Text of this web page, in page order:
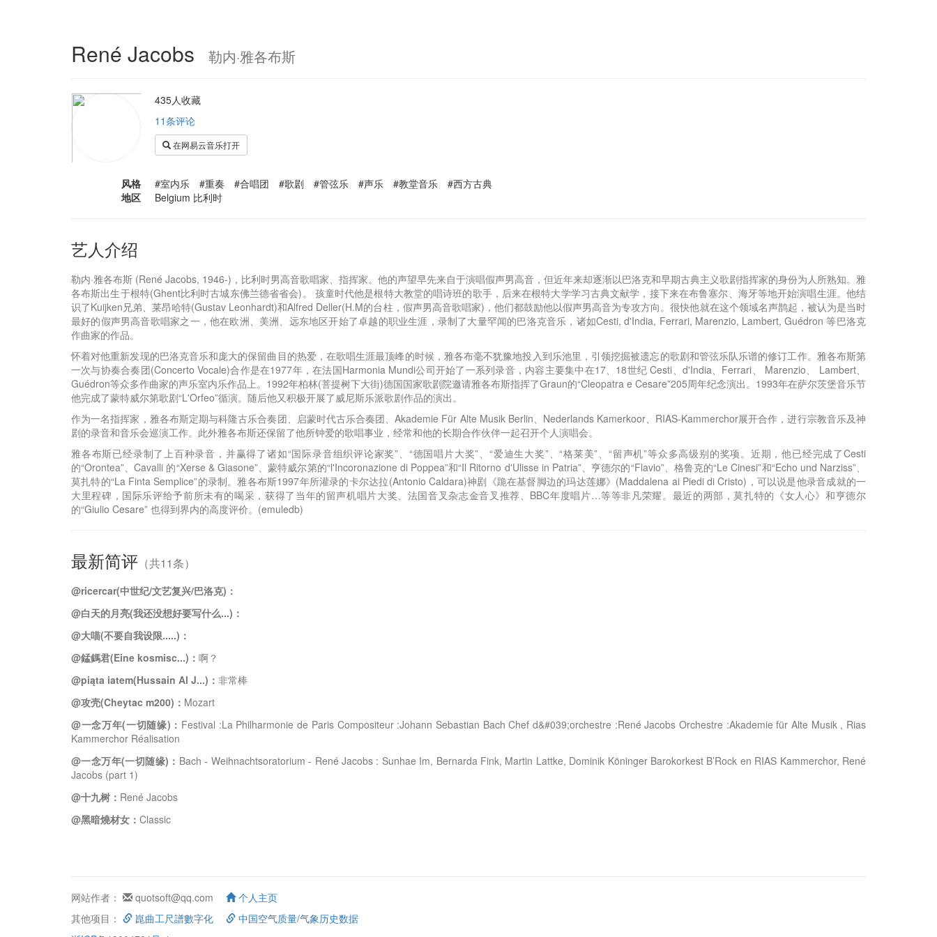
René Jacobs 勒内·雅各布斯
435人收藏
11条评论
在网易云音乐打开
风格
#室内乐 #重奏 #合唱团 #歌剧 #管弦乐 #声乐 #教堂音乐 #西方古典
地区
Belgium 比利时
艺人介绍
勒内·雅各布斯 (René Jacobs, 1946-)，比利时男高音歌唱家、指挥家。他的声望早先来自于演唱假声男高音，但近年来却逐渐以巴洛克和早期古典主义歌剧指挥家的身份为人所熟知。雅
各布斯出生于根特(Ghent比利时古城东佛兰德省省会)。 孩童时代他是根特大教堂的唱诗班的歌手，后来在根特大学学习古典文献学，接下来在布鲁塞尔、海牙等地开始演唱生涯。他结
识了Kuijken兄弟、莱昂哈特(Gustav Leonhardt)和Alfred Deller(H.M的台柱，假声男高音歌唱家)，他们都鼓励他以假声男高音为专攻方向。很快他就在这个领域名声鹊起，被认为是当时
最好的假声男高音歌唱家之一，他在欧洲、美洲、远东地区开始了卓越的职业生涯，录制了大量罕闻的巴洛克音乐，诸如Cesti, d'India, Ferrari, Marenzio, Lambert, Guédron 等巴洛克
作曲家的作品。
怀着对他重新发现的巴洛克音乐和庞大的保留曲目的热爱，在歌唱生涯最顶峰的时候，雅各布毫不犹豫地投入到乐池里，引领挖掘被遗忘的歌剧和管弦乐队乐谱的修订工作。雅各布斯第
一次与协奏合奏团(Concerto Vocale)合作是在1977年，在法国Harmonia Mundi公司开始了一系列录音，内容主要集中在17、18世纪 Cesti、d'India、Ferrari、 Marenzio、 Lambert、
Guédron等众多作曲家的声乐室内乐作品上。1992年柏林(菩提树下大街)德国国家歌剧院邀请雅各布斯指挥了Graun的“Cleopatra e Cesare”205周年纪念演出。1993年在萨尔茨堡音乐节
他完成了蒙特威尔第歌剧“L'Orfeo”循演。随后他又积极开展了威尼斯乐派歌剧作品的演出。
作为一名指挥家，雅各布斯定期与科隆古乐合奏团、启蒙时代古乐合奏团、Akademie Für Alte Musik Berlin、Nederlands Kamerkoor、RIAS-Kammerchor展开合作，进行宗教音乐及神
剧的录音和音乐会巡演工作。此外雅各布斯还保留了他所钟爱的歌唱事业，经常和他的长期合作伙伴一起召开个人演唱会。
雅各布斯已经录制了上百种录音，并赢得了诸如“国际录音组织评论家奖”、“德国唱片大奖”、“爱迪生大奖”、“格莱美”、“留声机”等众多高级别的奖项。近期，他已经完成了Cesti
的“Orontea”、Cavalli 的“Xerse & Giasone”、蒙特威尔第的“l'Incoronazione di Poppea”和“Il Ritorno d'Ulisse in Patria”、亨德尔的“Flavio”、格鲁克的“Le Cinesi”和“Echo und Narziss”、
莫扎特的“La Finta Semplice”的录制。雅各布斯1997年所灌录的卡尔达拉(Antonio Caldara)神剧《跪在基督脚边的玛达莲娜》(Maddalena ai Piedi di Cristo)，可以说是他录音成就的一
大里程碑，国际乐评给予前所未有的喝采，获得了当年的留声机唱片大奖、法国音叉杂志金音叉推荐、BBC年度唱片…等等非凡荣耀。最近的两部，莫扎特的《女人心》和亨德尔
的“Giulio Cesare” 也得到界内的高度评价。(emuledb)
最新简评 （共11条）
@ricercar(中世纪/文艺复兴/巴洛克)：
@白天的月亮(我还没想好要写什么...)：
@大喵(不要自我设限.....)：
@錳鎷君(Eine kosmisc...)： 啊？
@piąta iatem(Hussain Al J...)： 非常棒
@攻壳(Cheytac m200)： Mozart
@一念万年(一切随缘)： Festival :La Philharmonie de Paris Compositeur :Johann Sebastian Bach Chef d&#039;orchestre :René Jacobs Orchestre :Akademie für Alte Musik , Rias
Kammerchor Réalisation
@一念万年(一切随缘)： Bach - Weihnachtsoratorium - René Jacobs : Sunhae Im, Bernarda Fink, Martin Lattke, Dominik Köninger Barokorkest B’Rock en RIAS Kammerchor, René
Jacobs (part 1)
@十九树： René Jacobs
@黑暗燒材女： Classic
网站作者： quotsoft@qq.com
个人主页
其他项目：
崑曲工尺譜數字化
中国空气质量/气象历史数据